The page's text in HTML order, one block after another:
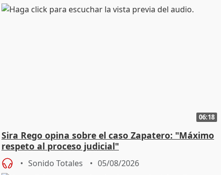
06:18
Sira Rego opina sobre el caso Zapatero: "Máximo
respeto al proceso judicial"
Sonido Totales 05/08/2026